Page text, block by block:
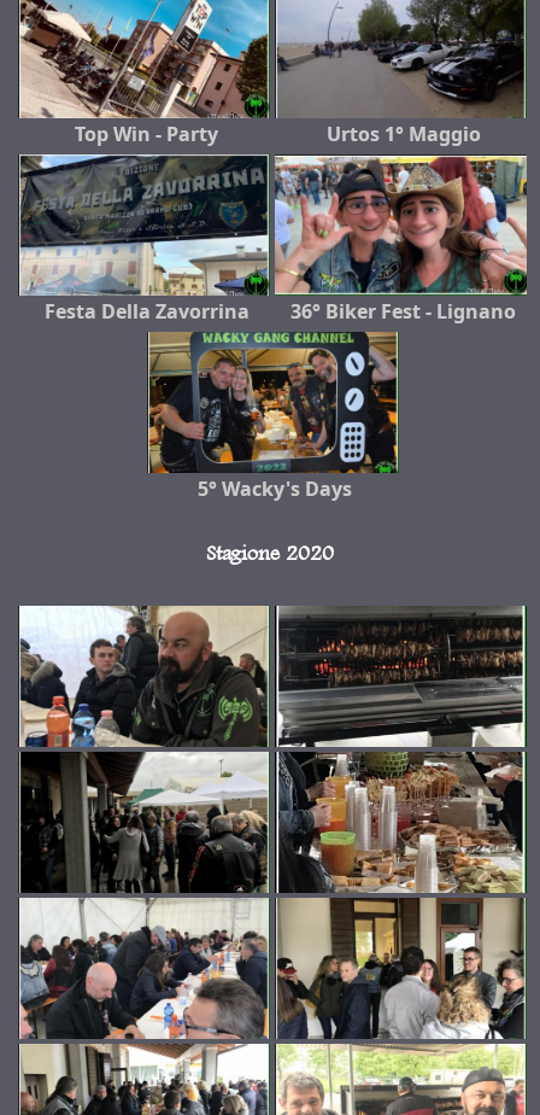
Top Win - Party Urtos 1° Maggio
Festa Della Zavorrina 36° Biker Fest - Lignano
5° Wacky's Days
Stagione 2020